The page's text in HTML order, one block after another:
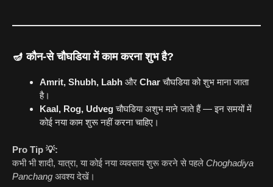
🪔कौन-से चौघडिया में काम करना शुभ है?
Amrit, Shubh, Labh और Charचौघडिया को शुभ माना जाता
है।
Kaal, Rog, Udvegचौघडिया अशुभ माने जाते हैं — इन समयों में
कोई नया काम शुरू नहीं करना चाहिए।
Pro Tip 💡:
कभी भी शादी, यात्रा, या कोई नया व्यवसाय शुरू करने से पहले Choghadiya
Panchang अवश्य देखें।